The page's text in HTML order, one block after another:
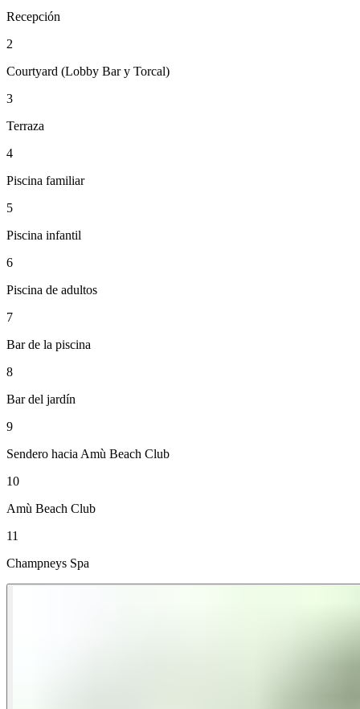
Recepción​​​​‌ ‍ ​‍​‍‌‍ ‌ ​‍‌‍‍‌‌‍‌ ‌‍‍‌‌‍ ‍​‍​‍​ ‍‍​‍​‍‌ ​ ‌‍​‌‌‍ ‍‌‍‍‌‌ ‌​‌ ‍‌​‍ ‍‌‍‍‌‌‍ ​‍​‍​‍ ​​‍​‍‌‍‍​‌ ​‍‌‍‌‌‌‍‌‍​‍​‍​ ‍‍​‍​‍‌‍‍​‌ ‌​‌ ‌​‌ ​​‌ ​ ​ ‍‍​‍ ​‍ ‌‍ ​​‍ ‌‌‍​‌‌‍ ‍‌‍‌​​‍ ‌‌ ​‍​‍ ‌‌‍‍​‌‍ ‌ ‌​‌‍‌‌‌‍ ​‌ ​ ​‍ ‌‌ ​ ‌ ‌​‌ ‌‌‌‍‌​‌‍‍‌‌‍ ​‍ ‍‌ ‌‍‌‍‌‌‌ ​‍‌‍​ ‌‍‌‌‌‍ ​​‍ ‍‌‍​‌‌ ​​‌ ​​​‍ ‌‍‍‌‌‍ ‍‌ ‌​‌‍‌‌‌‍ ‍‌ ‌​​‍ ‌‍‌‌‌‍‌​‌‍‍‌‌ ‌​​‍ ‌‍ ‌‌‍ ‌‍‌​‌‍‌‌​ ‌‌ ​​‌ ​‍‌‍‌‌‌ ​ ‌‍‌‌‌‍ ‍‌ ‌​‌‍​‌‌ ‌​‌‍‍‌‌‍ ‌‍ ‍​ ‍ ‌‍‍‌‌‍‌​​ ‌​ ‌‍‌‍‌​​ ​‌‌‍‌‌​ ​ ​ ‌ ‌‍‌​​ ​‌​‍ ‌​ ​‌‌‍‌​​ ​​‌‍‌‌​‍ ‌​ ‌​‌‍‌‍‌‍‌‍‌‍​‍​‍ ‌‌‍​‌​ ​ ​ ​‍​ ​‌​‍ ‌‌‍​‌​ ​‍​ ‌‍‌‍​ ​ ‌ ​ ​ ​ ‍‌​ ‌​​ ‌‌​ ‌‍‌‍​‍​ ​​​ ‍ ‌ ‌​‌ ‍‌‌ ​​‌‍‌‌​ ‌‌‍‍​‌‍ ‌ ‌​‌‍‌‌‌‍ ​‌‌​ ‌‍‍‌‌ ‌​‌‍‌‌‌‌​​‌‍​‌‌‍‌ ‌‍‌‌​ ‍ ‌ ​​‌‍​‌‌ ‌​‌‍‍​​ ‌‌ ​​‌‍​‌‌‍‌ ‌‍‌‌‌​​‍‌ ‌‌‌‍‍‌‌‍ ​‌‍‌​‌‍‌‌‌ ​‍​‍‌‌​ ‌‌‌​​‍‌‌ ‌‍‍ ‌‍‌‌‌ ‍‌​‍‌‌​ ​ ‌​‌​​‍‌‌​ ​ ‌​‌​​‍‌‌​ ​‍​ ​‍‌‍‌‌​ ‍​​ ‌‌​ ‌‌‌‍​ ​ ​‍‌‍​ ‌‍​‌​ ‌‍​ ​​​ ​ ​ ‌‌​‍‌‌​ ​‍​ ​‍​‍‌‌​ ‌‌‌​‌​​‍ ‍‌ ​​‌‍ ‌‍‍‌‌‍ ‍‌ ‌​‌ ​ ‌​ ‌‍‌‍‌​‍‌‌‍ ‍‌ ‌​‌‍‌‌‌ ​‍‌‍‌‌‌ ​ ‌ ‌​‌ ​ ​‍‌‌​ ‌‌‌​​‍‌‌ ‌‍‍ ‌‍‌‌‌ ‍‌​‍‌‌​ ​ ‌​‌​​‍‌‌​ ​ ‌​‌​​‍‌‌​ ​‍​ ​‍​ ‌​​ ​‍‌‍‌​‌‍​‍‌‍‌‍​ ‍​‌‍‌‍​ ​‍‌‍‌‍​ ‍​‌‍​‌​ ‍‌​‍‌‌​ ​‍​ ​‍​‍‌‌​ ‌‌‌​‌​​‍ ‍‌‍‌​‌‍‌‌‌ ‌​‌‍​‌‌‍‍‌‌‍ ​​ ‌‍​‍‌‍​‌‌ ​ ‌‍‌‌‌‌‌‌‌ ​‍‌‍ ​​ ‌‌‍‍​‌ ‌​‌ ‌​‌ ​​‌ ​ ​‍‌‌​ ​ ‌​​‌​‍‌‌​ ​‍‌​‌‍​‍‌‌​ ​‍‌​‌‍‌‍ ​​‍ ‌‌‍​‌‌‍ ‍‌‍‌​​‍ ‌‌ ​‍​‍ ‌‌‍‍​‌‍ ‌ ‌​‌‍‌‌‌‍ ​‌ ​ ​‍ ‌‌ ​ ‌ ‌​‌ ‌‌‌‍‌​‌‍‍‌‌‍ ​‍ ‍‌ ‌‍‌‍‌‌‌ ​‍‌‍​ ‌‍‌‌‌‍ ​​‍ ‍‌‍​‌‌ ​​‌ ​​​‍‌‍‌‍‍‌‌‍‌​​ ‌​ ‌‍‌‍‌​​ ​‌‌‍‌‌​ ​ ​ ‌ ‌‍‌​​ ​‌​‍ ‌​ ​‌‌‍‌​​ ​​‌‍‌‌​‍ ‌​ ‌​‌‍‌‍‌‍‌‍‌‍​‍​‍ ‌‌‍​‌​ ​ ​ ​‍​ ​‌​‍ ‌‌‍​‌​ ​‍​ ‌‍‌‍​ ​ ‌ ​ ​ ​ ‍‌​ ‌​​ ‌‌​ ‌‍‌‍​‍​ ​​​‍‌‍‌ ‌​‌ ‍‌‌ ​​‌‍‌‌​ ‌‌‍‍​‌‍ ‌ ‌​‌‍‌‌‌‍ ​‌‌​ ‌‍‍‌‌ ‌​‌‍‌‌‌‌​​‌‍​‌‌‍‌ ‌‍‌‌​‍‌‍‌ ​​‌‍​‌‌ ‌​‌‍‍​​ ‌‌ ​​‌‍​‌‌‍‌ ‌‍‌‌‌​​‍‌ ‌‌‌‍‍‌‌‍ ​‌‍‌​‌‍‌‌‌ ​‍​‍‌‌​ ‌‌‌​​‍‌‌ ‌‍‍ ‌‍‌‌‌ ‍‌​‍‌‌​ ​ ‌​‌​​‍‌‌​ ​ ‌​‌​​‍‌‌​ ​‍​ ​‍‌‍‌‌​ ‍​​ ‌‌​ ‌‌‌‍​ ​ ​‍‌‍​ ‌‍​‌​ ‌‍​ ​​​ ​ ​ ‌‌​‍‌‌​ ​‍​ ​‍​‍‌‌​ ‌‌‌​‌​​‍ ‍‌ ​​‌‍ ‌‍‍‌‌‍ ‍‌ ‌​‌ ​ ‌​ ‌‍‌‍‌​‍‌‌‍ ‍‌ ‌​‌‍‌‌‌ ​‍‌‍‌‌‌ ​ ‌ ‌​‌ ​ ​‍‌‌​ ‌‌‌​​‍‌‌ ‌‍‍ ‌‍‌‌‌ ‍‌​‍‌‌​ ​ ‌​‌​​‍‌‌​ ​ ‌​‌​​‍‌‌​ ​‍​ ​‍​ ‌​​ ​‍‌‍‌​‌‍​‍‌‍‌‍​ ‍​‌‍‌‍​ ​‍‌‍‌‍​ ‍​‌‍​‌​ ‍‌​‍‌‌​ ​‍​ ​‍​‍‌‌​ ‌‌‌​‌​​‍ ‍‌‍‌​‌‍‌‌‌ ‌​‌‍​‌‌‍‍‌‌‍ ​​‍‌‍‌ ​​‌‍‌‌‌ ​‍‌ ​ ‌ ​​‌‍‌‌‌‍​ ‌ ‌​‌‍‍‌‌ ‌‍‌‍‌‌​ ‌‌ ​​‌ ‌‌‌‍​‍‌‍ ​‌‍‍‌‌ ​ ‌‍‍​‌‍‌‌‌‍‌​​‍​‍‌ ‌
2
Courtyard (Lobby Bar y Torcal)​​​​‌ ‍ ​‍​‍‌‍ ‌ ​‍‌‍‍‌‌‍‌ ‌‍‍‌‌‍ ‍​‍​‍​ ‍‍​‍​‍‌ ​ ‌‍​‌‌‍ ‍‌‍‍‌‌ ‌​‌ ‍‌​‍ ‍‌‍‍‌‌‍ ​‍​‍​‍ ​​‍​‍‌‍‍​‌ ​‍‌‍‌‌‌‍‌‍​‍​‍​ ‍‍​‍​‍‌‍‍​‌ ‌​‌ ‌​‌ ​​‌ ​ ​ ‍‍​‍ ​‍ ‌‍ ​​‍ ‌‌‍​‌‌‍ ‍‌‍‌​​‍ ‌‌ ​‍​‍ ‌‌‍‍​‌‍ ‌ ‌​‌‍‌‌‌‍ ​‌ ​ ​‍ ‌‌ ​ ‌ ‌​‌ ‌‌‌‍‌​‌‍‍‌‌‍ ​‍ ‍‌ ‌‍‌‍‌‌‌ ​‍‌‍​ ‌‍‌‌‌‍ ​​‍ ‍‌‍​‌‌ ​​‌ ​​​‍ ‌‍‍‌‌‍ ‍‌ ‌​‌‍‌‌‌‍ ‍‌ ‌​​‍ ‌‍‌‌‌‍‌​‌‍‍‌‌ ‌​​‍ ‌‍ ‌‌‍ ‌‍‌​‌‍‌‌​ ‌‌ ​​‌ ​‍‌‍‌‌‌ ​ ‌‍‌‌‌‍ ‍‌ ‌​‌‍​‌‌ ‌​‌‍‍‌‌‍ ‌‍ ‍​ ‍ ‌‍‍‌‌‍‌​​ ‌​ ‌‍‌‍‌​​ ​‌‌‍‌‌​ ​ ​ ‌ ‌‍‌​​ ​‌​‍ ‌​ ​‌‌‍‌​​ ​​‌‍‌‌​‍ ‌​ ‌​‌‍‌‍‌‍‌‍‌‍​‍​‍ ‌‌‍​‌​ ​ ​ ​‍​ ​‌​‍ ‌‌‍​‌​ ​‍​ ‌‍‌‍​ ​ ‌ ​ ​ ​ ‍‌​ ‌​​ ‌‌​ ‌‍‌‍​‍​ ​​​ ‍ ‌ ‌​‌ ‍‌‌ ​​‌‍‌‌​ ‌‌‍‍​‌‍ ‌ ‌​‌‍‌‌‌‍ ​‌‌​ ‌‍‍‌‌ ‌​‌‍‌‌‌‌​​‌‍​‌‌‍‌ ‌‍‌‌​ ‍ ‌ ​​‌‍​‌‌ ‌​‌‍‍​​ ‌‌ ​​‌‍​‌‌‍‌ ‌‍‌‌‌​​‍‌ ‌‌‌‍‍‌‌‍ ​‌‍‌​‌‍‌‌‌ ​‍​‍‌‌​ ‌‌‌​​‍‌‌ ‌‍‍ ‌‍‌‌‌ ‍‌​‍‌‌​ ​ ‌​‌​​‍‌‌​ ​ ‌​‌​​‍‌‌​ ​‍​ ​‍‌‍‌‌​ ‍​​ ‌‌​ ‌‌‌‍​ ​ ​‍‌‍​ ‌‍​‌​ ‌‍​ ​​​ ​ ​ ‌‌​‍‌‌​ ​‍​ ​‍​‍‌‌​ ‌‌‌​‌​​‍ ‍‌ ​​‌‍ ‌‍‍‌‌‍ ‍‌ ‌​‌ ​ ‌​ ‌‍‌‍‌​‍‌‌‍ ‍‌ ‌​‌‍‌‌‌ ​‍‌‍‌‌‌ ​ ‌ ‌​‌ ​ ​‍‌‌​ ‌‌‌​​‍‌‌ ‌‍‍ ‌‍‌‌‌ ‍‌​‍‌‌​ ​ ‌​‌​​‍‌‌​ ​ ‌​‌​​‍‌‌​ ​‍​ ​‍​ ​​​ ‍​​ ‍‌​ ‌​​ ​‍​ ‌‍‌‍​‍‌‍​‌‌‍‌​‌‍‌‍​ ​ ‌‍‌‌​‍‌‌​ ​‍​ ​‍​‍‌‌​ ‌‌‌​‌​​‍ ‍‌‍‌​‌‍‌‌‌ ‌​‌‍​‌‌‍‍‌‌‍ ​​ ‌‍​‍‌‍​‌‌ ​ ‌‍‌‌‌‌‌‌‌ ​‍‌‍ ​​ ‌‌‍‍​‌ ‌​‌ ‌​‌ ​​‌ ​ ​‍‌‌​ ​ ‌​​‌​‍‌‌​ ​‍‌​‌‍​‍‌‌​ ​‍‌​‌‍‌‍ ​​‍ ‌‌‍​‌‌‍ ‍‌‍‌​​‍ ‌‌ ​‍​‍ ‌‌‍‍​‌‍ ‌ ‌​‌‍‌‌‌‍ ​‌ ​ ​‍ ‌‌ ​ ‌ ‌​‌ ‌‌‌‍‌​‌‍‍‌‌‍ ​‍ ‍‌ ‌‍‌‍‌‌‌ ​‍‌‍​ ‌‍‌‌‌‍ ​​‍ ‍‌‍​‌‌ ​​‌ ​​​‍‌‍‌‍‍‌‌‍‌​​ ‌​ ‌‍‌‍‌​​ ​‌‌‍‌‌​ ​ ​ ‌ ‌‍‌​​ ​‌​‍ ‌​ ​‌‌‍‌​​ ​​‌‍‌‌​‍ ‌​ ‌​‌‍‌‍‌‍‌‍‌‍​‍​‍ ‌‌‍​‌​ ​ ​ ​‍​ ​‌​‍ ‌‌‍​‌​ ​‍​ ‌‍‌‍​ ​ ‌ ​ ​ ​ ‍‌​ ‌​​ ‌‌​ ‌‍‌‍​‍​ ​​​‍‌‍‌ ‌​‌ ‍‌‌ ​​‌‍‌‌​ ‌‌‍‍​‌‍ ‌ ‌​‌‍‌‌‌‍ ​‌‌​ ‌‍‍‌‌ ‌​‌‍‌‌‌‌​​‌‍​‌‌‍‌ ‌‍‌‌​‍‌‍‌ ​​‌‍​‌‌ ‌​‌‍‍​​ ‌‌ ​​‌‍​‌‌‍‌ ‌‍‌‌‌​​‍‌ ‌‌‌‍‍‌‌‍ ​‌‍‌​‌‍‌‌‌ ​‍​‍‌‌​ ‌‌‌​​‍‌‌ ‌‍‍ ‌‍‌‌‌ ‍‌​‍‌‌​ ​ ‌​‌​​‍‌‌​ ​ ‌​‌​​‍‌‌​ ​‍​ ​‍‌‍‌‌​ ‍​​ ‌‌​ ‌‌‌‍​ ​ ​‍‌‍​ ‌‍​‌​ ‌‍​ ​​​ ​ ​ ‌‌​‍‌‌​ ​‍​ ​‍​‍‌‌​ ‌‌‌​‌​​‍ ‍‌ ​​‌‍ ‌‍‍‌‌‍ ‍‌ ‌​‌ ​ ‌​ ‌‍‌‍‌​‍‌‌‍ ‍‌ ‌​‌‍‌‌‌ ​‍‌‍‌‌‌ ​ ‌ ‌​‌ ​ ​‍‌‌​ ‌‌‌​​‍‌‌ ‌‍‍ ‌‍‌‌‌ ‍‌​‍‌‌​ ​ ‌​‌​​‍‌‌​ ​ ‌​‌​​‍‌‌​ ​‍​ ​‍​ ​​​ ‍​​ ‍‌​ ‌​​ ​‍​ ‌‍‌‍​‍‌‍​‌‌‍‌​‌‍‌‍​ ​ ‌‍‌‌​‍‌‌​ ​‍​ ​‍​‍‌‌​ ‌‌‌​‌​​‍ ‍‌‍‌​‌‍‌‌‌ ‌​‌‍​‌‌‍‍‌‌‍ ​​‍‌‍‌ ​​‌‍‌‌‌ ​‍‌ ​ ‌ ​​‌‍‌‌‌‍​ ‌ ‌​‌‍‍‌‌ ‌‍‌‍‌‌​ ‌‌ ​​‌ ‌‌‌‍​‍‌‍ ​‌‍‍‌‌ ​ ‌‍‍​‌‍‌‌‌‍‌​​‍​‍‌ ‌
3
Terraza ​​​​‌ ‍ ​‍​‍‌‍ ‌ ​‍‌‍‍‌‌‍‌ ‌‍‍‌‌‍ ‍​‍​‍​ ‍‍​‍​‍‌ ​ ‌‍​‌‌‍ ‍‌‍‍‌‌ ‌​‌ ‍‌​‍ ‍‌‍‍‌‌‍ ​‍​‍​‍ ​​‍​‍‌‍‍​‌ ​‍‌‍‌‌‌‍‌‍​‍​‍​ ‍‍​‍​‍‌‍‍​‌ ‌​‌ ‌​‌ ​​‌ ​ ​ ‍‍​‍ ​‍ ‌‍ ​​‍ ‌‌‍​‌‌‍ ‍‌‍‌​​‍ ‌‌ ​‍​‍ ‌‌‍‍​‌‍ ‌ ‌​‌‍‌‌‌‍ ​‌ ​ ​‍ ‌‌ ​ ‌ ‌​‌ ‌‌‌‍‌​‌‍‍‌‌‍ ​‍ ‍‌ ‌‍‌‍‌‌‌ ​‍‌‍​ ‌‍‌‌‌‍ ​​‍ ‍‌‍​‌‌ ​​‌ ​​​‍ ‌‍‍‌‌‍ ‍‌ ‌​‌‍‌‌‌‍ ‍‌ ‌​​‍ ‌‍‌‌‌‍‌​‌‍‍‌‌ ‌​​‍ ‌‍ ‌‌‍ ‌‍‌​‌‍‌‌​ ‌‌ ​​‌ ​‍‌‍‌‌‌ ​ ‌‍‌‌‌‍ ‍‌ ‌​‌‍​‌‌ ‌​‌‍‍‌‌‍ ‌‍ ‍​ ‍ ‌‍‍‌‌‍‌​​ ‌​ ‌‍‌‍‌​​ ​‌‌‍‌‌​ ​ ​ ‌ ‌‍‌​​ ​‌​‍ ‌​ ​‌‌‍‌​​ ​​‌‍‌‌​‍ ‌​ ‌​‌‍‌‍‌‍‌‍‌‍​‍​‍ ‌‌‍​‌​ ​ ​ ​‍​ ​‌​‍ ‌‌‍​‌​ ​‍​ ‌‍‌‍​ ​ ‌ ​ ​ ​ ‍‌​ ‌​​ ‌‌​ ‌‍‌‍​‍​ ​​​ ‍ ‌ ‌​‌ ‍‌‌ ​​‌‍‌‌​ ‌‌‍‍​‌‍ ‌ ‌​‌‍‌‌‌‍ ​‌‌​ ‌‍‍‌‌ ‌​‌‍‌‌‌‌​​‌‍​‌‌‍‌ ‌‍‌‌​ ‍ ‌ ​​‌‍​‌‌ ‌​‌‍‍​​ ‌‌ ​​‌‍​‌‌‍‌ ‌‍‌‌‌​​‍‌ ‌‌‌‍‍‌‌‍ ​‌‍‌​‌‍‌‌‌ ​‍​‍‌‌​ ‌‌‌​​‍‌‌ ‌‍‍ ‌‍‌‌‌ ‍‌​‍‌‌​ ​ ‌​‌​​‍‌‌​ ​ ‌​‌​​‍‌‌​ ​‍​ ​‍‌‍‌‌​ ‍​​ ‌‌​ ‌‌‌‍​ ​ ​‍‌‍​ ‌‍​‌​ ‌‍​ ​​​ ​ ​ ‌‌​‍‌‌​ ​‍​ ​‍​‍‌‌​ ‌‌‌​‌​​‍ ‍‌ ​​‌‍ ‌‍‍‌‌‍ ‍‌ ‌​‌ ​ ‌​ ‌‍‌‍‌​‍‌‌‍ ‍‌ ‌​‌‍‌‌‌ ​‍‌‍‌‌‌ ​ ‌ ‌​‌ ​ ​‍‌‌​ ‌‌‌​​‍‌‌ ‌‍‍ ‌‍‌‌‌ ‍‌​‍‌‌​ ​ ‌​‌​​‍‌‌​ ​ ‌​‌​​‍‌‌​ ​‍​ ​‍​ ‌ ​ ​‌​ ‍‌​ ​‌​ ​‍​ ‌​‌‍​‍​ ‌‍​ ​​​ ‌‍‌‍​‌‌‍​‌​‍‌‌​ ​‍​ ​‍​‍‌‌​ ‌‌‌​‌​​‍ ‍‌‍‌​‌‍‌‌‌ ‌​‌‍​‌‌‍‍‌‌‍ ​​ ‌‍​‍‌‍​‌‌ ​ ‌‍‌‌‌‌‌‌‌ ​‍‌‍ ​​ ‌‌‍‍​‌ ‌​‌ ‌​‌ ​​‌ ​ ​‍‌‌​ ​ ‌​​‌​‍‌‌​ ​‍‌​‌‍​‍‌‌​ ​‍‌​‌‍‌‍ ​​‍ ‌‌‍​‌‌‍ ‍‌‍‌​​‍ ‌‌ ​‍​‍ ‌‌‍‍​‌‍ ‌ ‌​‌‍‌‌‌‍ ​‌ ​ ​‍ ‌‌ ​ ‌ ‌​‌ ‌‌‌‍‌​‌‍‍‌‌‍ ​‍ ‍‌ ‌‍‌‍‌‌‌ ​‍‌‍​ ‌‍‌‌‌‍ ​​‍ ‍‌‍​‌‌ ​​‌ ​​​‍‌‍‌‍‍‌‌‍‌​​ ‌​ ‌‍‌‍‌​​ ​‌‌‍‌‌​ ​ ​ ‌ ‌‍‌​​ ​‌​‍ ‌​ ​‌‌‍‌​​ ​​‌‍‌‌​‍ ‌​ ‌​‌‍‌‍‌‍‌‍‌‍​‍​‍ ‌‌‍​‌​ ​ ​ ​‍​ ​‌​‍ ‌‌‍​‌​ ​‍​ ‌‍‌‍​ ​ ‌ ​ ​ ​ ‍‌​ ‌​​ ‌‌​ ‌‍‌‍​‍​ ​​​‍‌‍‌ ‌​‌ ‍‌‌ ​​‌‍‌‌​ ‌‌‍‍​‌‍ ‌ ‌​‌‍‌‌‌‍ ​‌‌​ ‌‍‍‌‌ ‌​‌‍‌‌‌‌​​‌‍​‌‌‍‌ ‌‍‌‌​‍‌‍‌ ​​‌‍​‌‌ ‌​‌‍‍​​ ‌‌ ​​‌‍​‌‌‍‌ ‌‍‌‌‌​​‍‌ ‌‌‌‍‍‌‌‍ ​‌‍‌​‌‍‌‌‌ ​‍​‍‌‌​ ‌‌‌​​‍‌‌ ‌‍‍ ‌‍‌‌‌ ‍‌​‍‌‌​ ​ ‌​‌​​‍‌‌​ ​ ‌​‌​​‍‌‌​ ​‍​ ​‍‌‍‌‌​ ‍​​ ‌‌​ ‌‌‌‍​ ​ ​‍‌‍​ ‌‍​‌​ ‌‍​ ​​​ ​ ​ ‌‌​‍‌‌​ ​‍​ ​‍​‍‌‌​ ‌‌‌​‌​​‍ ‍‌ ​​‌‍ ‌‍‍‌‌‍ ‍‌ ‌​‌ ​ ‌​ ‌‍‌‍‌​‍‌‌‍ ‍‌ ‌​‌‍‌‌‌ ​‍‌‍‌‌‌ ​ ‌ ‌​‌ ​ ​‍‌‌​ ‌‌‌​​‍‌‌ ‌‍‍ ‌‍‌‌‌ ‍‌​‍‌‌​ ​ ‌​‌​​‍‌‌​ ​ ‌​‌​​‍‌‌​ ​‍​ ​‍​ ‌ ​ ​‌​ ‍‌​ ​‌​ ​‍​ ‌​‌‍​‍​ ‌‍​ ​​​ ‌‍‌‍​‌‌‍​‌​‍‌‌​ ​‍​ ​‍​‍‌‌​ ‌‌‌​‌​​‍ ‍‌‍‌​‌‍‌‌‌ ‌​‌‍​‌‌‍‍‌‌‍ ​​‍‌‍‌ ​​‌‍‌‌‌ ​‍‌ ​ ‌ ​​‌‍‌‌‌‍​ ‌ ‌​‌‍‍‌‌ ‌‍‌‍‌‌​ ‌‌ ​​‌ ‌‌‌‍​‍‌‍ ​‌‍‍‌‌ ​ ‌‍‍​‌‍‌‌‌‍‌​​‍​‍‌ ‌
4
Piscina familiar​​​​‌ ‍ ​‍​‍‌‍ ‌ ​‍‌‍‍‌‌‍‌ ‌‍‍‌‌‍ ‍​‍​‍​ ‍‍​‍​‍‌ ​ ‌‍​‌‌‍ ‍‌‍‍‌‌ ‌​‌ ‍‌​‍ ‍‌‍‍‌‌‍ ​‍​‍​‍ ​​‍​‍‌‍‍​‌ ​‍‌‍‌‌‌‍‌‍​‍​‍​ ‍‍​‍​‍‌‍‍​‌ ‌​‌ ‌​‌ ​​‌ ​ ​ ‍‍​‍ ​‍ ‌‍ ​​‍ ‌‌‍​‌‌‍ ‍‌‍‌​​‍ ‌‌ ​‍​‍ ‌‌‍‍​‌‍ ‌ ‌​‌‍‌‌‌‍ ​‌ ​ ​‍ ‌‌ ​ ‌ ‌​‌ ‌‌‌‍‌​‌‍‍‌‌‍ ​‍ ‍‌ ‌‍‌‍‌‌‌ ​‍‌‍​ ‌‍‌‌‌‍ ​​‍ ‍‌‍​‌‌ ​​‌ ​​​‍ ‌‍‍‌‌‍ ‍‌ ‌​‌‍‌‌‌‍ ‍‌ ‌​​‍ ‌‍‌‌‌‍‌​‌‍‍‌‌ ‌​​‍ ‌‍ ‌‌‍ ‌‍‌​‌‍‌‌​ ‌‌ ​​‌ ​‍‌‍‌‌‌ ​ ‌‍‌‌‌‍ ‍‌ ‌​‌‍​‌‌ ‌​‌‍‍‌‌‍ ‌‍ ‍​ ‍ ‌‍‍‌‌‍‌​​ ‌​ ‌‍‌‍‌​​ ​‌‌‍‌‌​ ​ ​ ‌ ‌‍‌​​ ​‌​‍ ‌​ ​‌‌‍‌​​ ​​‌‍‌‌​‍ ‌​ ‌​‌‍‌‍‌‍‌‍‌‍​‍​‍ ‌‌‍​‌​ ​ ​ ​‍​ ​‌​‍ ‌‌‍​‌​ ​‍​ ‌‍‌‍​ ​ ‌ ​ ​ ​ ‍‌​ ‌​​ ‌‌​ ‌‍‌‍​‍​ ​​​ ‍ ‌ ‌​‌ ‍‌‌ ​​‌‍‌‌​ ‌‌‍‍​‌‍ ‌ ‌​‌‍‌‌‌‍ ​‌‌​ ‌‍‍‌‌ ‌​‌‍‌‌‌‌​​‌‍​‌‌‍‌ ‌‍‌‌​ ‍ ‌ ​​‌‍​‌‌ ‌​‌‍‍​​ ‌‌ ​​‌‍​‌‌‍‌ ‌‍‌‌‌​​‍‌ ‌‌‌‍‍‌‌‍ ​‌‍‌​‌‍‌‌‌ ​‍​‍‌‌​ ‌‌‌​​‍‌‌ ‌‍‍ ‌‍‌‌‌ ‍‌​‍‌‌​ ​ ‌​‌​​‍‌‌​ ​ ‌​‌​​‍‌‌​ ​‍​ ​‍‌‍‌‌​ ‍​​ ‌‌​ ‌‌‌‍​ ​ ​‍‌‍​ ‌‍​‌​ ‌‍​ ​​​ ​ ​ ‌‌​‍‌‌​ ​‍​ ​‍​‍‌‌​ ‌‌‌​‌​​‍ ‍‌ ​​‌‍ ‌‍‍‌‌‍ ‍‌ ‌​‌ ​ ‌​ ‌‍‌‍‌​‍‌‌‍ ‍‌ ‌​‌‍‌‌‌ ​‍‌‍‌‌‌ ​ ‌ ‌​‌ ​ ​‍‌‌​ ‌‌‌​​‍‌‌ ‌‍‍ ‌‍‌‌‌ ‍‌​‍‌‌​ ​ ‌​‌​​‍‌‌​ ​ ‌​‌​​‍‌‌​ ​‍​ ​‍​ ‌​‌‍​‌‌‍​ ‌‍​‌​ ​‍‌‍​ ‌‍‌‍‌‍​‍‌‍​ ‌‍‌​‌‍‌​‌‍​ ​‍‌‌​ ​‍​ ​‍​‍‌‌​ ‌‌‌​‌​​‍ ‍‌‍‌​‌‍‌‌‌ ‌​‌‍​‌‌‍‍‌‌‍ ​​ ‌‍​‍‌‍​‌‌ ​ ‌‍‌‌‌‌‌‌‌ ​‍‌‍ ​​ ‌‌‍‍​‌ ‌​‌ ‌​‌ ​​‌ ​ ​‍‌‌​ ​ ‌​​‌​‍‌‌​ ​‍‌​‌‍​‍‌‌​ ​‍‌​‌‍‌‍ ​​‍ ‌‌‍​‌‌‍ ‍‌‍‌​​‍ ‌‌ ​‍​‍ ‌‌‍‍​‌‍ ‌ ‌​‌‍‌‌‌‍ ​‌ ​ ​‍ ‌‌ ​ ‌ ‌​‌ ‌‌‌‍‌​‌‍‍‌‌‍ ​‍ ‍‌ ‌‍‌‍‌‌‌ ​‍‌‍​ ‌‍‌‌‌‍ ​​‍ ‍‌‍​‌‌ ​​‌ ​​​‍‌‍‌‍‍‌‌‍‌​​ ‌​ ‌‍‌‍‌​​ ​‌‌‍‌‌​ ​ ​ ‌ ‌‍‌​​ ​‌​‍ ‌​ ​‌‌‍‌​​ ​​‌‍‌‌​‍ ‌​ ‌​‌‍‌‍‌‍‌‍‌‍​‍​‍ ‌‌‍​‌​ ​ ​ ​‍​ ​‌​‍ ‌‌‍​‌​ ​‍​ ‌‍‌‍​ ​ ‌ ​ ​ ​ ‍‌​ ‌​​ ‌‌​ ‌‍‌‍​‍​ ​​​‍‌‍‌ ‌​‌ ‍‌‌ ​​‌‍‌‌​ ‌‌‍‍​‌‍ ‌ ‌​‌‍‌‌‌‍ ​‌‌​ ‌‍‍‌‌ ‌​‌‍‌‌‌‌​​‌‍​‌‌‍‌ ‌‍‌‌​‍‌‍‌ ​​‌‍​‌‌ ‌​‌‍‍​​ ‌‌ ​​‌‍​‌‌‍‌ ‌‍‌‌‌​​‍‌ ‌‌‌‍‍‌‌‍ ​‌‍‌​‌‍‌‌‌ ​‍​‍‌‌​ ‌‌‌​​‍‌‌ ‌‍‍ ‌‍‌‌‌ ‍‌​‍‌‌​ ​ ‌​‌​​‍‌‌​ ​ ‌​‌​​‍‌‌​ ​‍​ ​‍‌‍‌‌​ ‍​​ ‌‌​ ‌‌‌‍​ ​ ​‍‌‍​ ‌‍​‌​ ‌‍​ ​​​ ​ ​ ‌‌​‍‌‌​ ​‍​ ​‍​‍‌‌​ ‌‌‌​‌​​‍ ‍‌ ​​‌‍ ‌‍‍‌‌‍ ‍‌ ‌​‌ ​ ‌​ ‌‍‌‍‌​‍‌‌‍ ‍‌ ‌​‌‍‌‌‌ ​‍‌‍‌‌‌ ​ ‌ ‌​‌ ​ ​‍‌‌​ ‌‌‌​​‍‌‌ ‌‍‍ ‌‍‌‌‌ ‍‌​‍‌‌​ ​ ‌​‌​​‍‌‌​ ​ ‌​‌​​‍‌‌​ ​‍​ ​‍​ ‌​‌‍​‌‌‍​ ‌‍​‌​ ​‍‌‍​ ‌‍‌‍‌‍​‍‌‍​ ‌‍‌​‌‍‌​‌‍​ ​‍‌‌​ ​‍​ ​‍​‍‌‌​ ‌‌‌​‌​​‍ ‍‌‍‌​‌‍‌‌‌ ‌​‌‍​‌‌‍‍‌‌‍ ​​‍‌‍‌ ​​‌‍‌‌‌ ​‍‌ ​ ‌ ​​‌‍‌‌‌‍​ ‌ ‌​‌‍‍‌‌ ‌‍‌‍‌‌​ ‌‌ ​​‌ ‌‌‌‍​‍‌‍ ​‌‍‍‌‌ ​ ‌‍‍​‌‍‌‌‌‍‌​​‍​‍‌ ‌
5
Piscina infantil​​​​‌ ‍ ​‍​‍‌‍ ‌ ​‍‌‍‍‌‌‍‌ ‌‍‍‌‌‍ ‍​‍​‍​ ‍‍​‍​‍‌ ​ ‌‍​‌‌‍ ‍‌‍‍‌‌ ‌​‌ ‍‌​‍ ‍‌‍‍‌‌‍ ​‍​‍​‍ ​​‍​‍‌‍‍​‌ ​‍‌‍‌‌‌‍‌‍​‍​‍​ ‍‍​‍​‍‌‍‍​‌ ‌​‌ ‌​‌ ​​‌ ​ ​ ‍‍​‍ ​‍ ‌‍ ​​‍ ‌‌‍​‌‌‍ ‍‌‍‌​​‍ ‌‌ ​‍​‍ ‌‌‍‍​‌‍ ‌ ‌​‌‍‌‌‌‍ ​‌ ​ ​‍ ‌‌ ​ ‌ ‌​‌ ‌‌‌‍‌​‌‍‍‌‌‍ ​‍ ‍‌ ‌‍‌‍‌‌‌ ​‍‌‍​ ‌‍‌‌‌‍ ​​‍ ‍‌‍​‌‌ ​​‌ ​​​‍ ‌‍‍‌‌‍ ‍‌ ‌​‌‍‌‌‌‍ ‍‌ ‌​​‍ ‌‍‌‌‌‍‌​‌‍‍‌‌ ‌​​‍ ‌‍ ‌‌‍ ‌‍‌​‌‍‌‌​ ‌‌ ​​‌ ​‍‌‍‌‌‌ ​ ‌‍‌‌‌‍ ‍‌ ‌​‌‍​‌‌ ‌​‌‍‍‌‌‍ ‌‍ ‍​ ‍ ‌‍‍‌‌‍‌​​ ‌​ ‌‍‌‍‌​​ ​‌‌‍‌‌​ ​ ​ ‌ ‌‍‌​​ ​‌​‍ ‌​ ​‌‌‍‌​​ ​​‌‍‌‌​‍ ‌​ ‌​‌‍‌‍‌‍‌‍‌‍​‍​‍ ‌‌‍​‌​ ​ ​ ​‍​ ​‌​‍ ‌‌‍​‌​ ​‍​ ‌‍‌‍​ ​ ‌ ​ ​ ​ ‍‌​ ‌​​ ‌‌​ ‌‍‌‍​‍​ ​​​ ‍ ‌ ‌​‌ ‍‌‌ ​​‌‍‌‌​ ‌‌‍‍​‌‍ ‌ ‌​‌‍‌‌‌‍ ​‌‌​ ‌‍‍‌‌ ‌​‌‍‌‌‌‌​​‌‍​‌‌‍‌ ‌‍‌‌​ ‍ ‌ ​​‌‍​‌‌ ‌​‌‍‍​​ ‌‌ ​​‌‍​‌‌‍‌ ‌‍‌‌‌​​‍‌ ‌‌‌‍‍‌‌‍ ​‌‍‌​‌‍‌‌‌ ​‍​‍‌‌​ ‌‌‌​​‍‌‌ ‌‍‍ ‌‍‌‌‌ ‍‌​‍‌‌​ ​ ‌​‌​​‍‌‌​ ​ ‌​‌​​‍‌‌​ ​‍​ ​‍‌‍‌‌​ ‍​​ ‌‌​ ‌‌‌‍​ ​ ​‍‌‍​ ‌‍​‌​ ‌‍​ ​​​ ​ ​ ‌‌​‍‌‌​ ​‍​ ​‍​‍‌‌​ ‌‌‌​‌​​‍ ‍‌ ​​‌‍ ‌‍‍‌‌‍ ‍‌ ‌​‌ ​ ‌​ ‌‍‌‍‌​‍‌‌‍ ‍‌ ‌​‌‍‌‌‌ ​‍‌‍‌‌‌ ​ ‌ ‌​‌ ​ ​‍‌‌​ ‌‌‌​​‍‌‌ ‌‍‍ ‌‍‌‌‌ ‍‌​‍‌‌​ ​ ‌​‌​​‍‌‌​ ​ ‌​‌​​‍‌‌​ ​‍​ ​‍‌‍‌‌​ ‌​​ ​ ‌‍‌​​ ​‍​ ‌ ​ ​ ​ ‍‌​ ‌‌​ ‍​‌‍​‍‌‍‌‍​‍‌‌​ ​‍​ ​‍​‍‌‌​ ‌‌‌​‌​​‍ ‍‌‍‌​‌‍‌‌‌ ‌​‌‍​‌‌‍‍‌‌‍ ​​ ‌‍​‍‌‍​‌‌ ​ ‌‍‌‌‌‌‌‌‌ ​‍‌‍ ​​ ‌‌‍‍​‌ ‌​‌ ‌​‌ ​​‌ ​ ​‍‌‌​ ​ ‌​​‌​‍‌‌​ ​‍‌​‌‍​‍‌‌​ ​‍‌​‌‍‌‍ ​​‍ ‌‌‍​‌‌‍ ‍‌‍‌​​‍ ‌‌ ​‍​‍ ‌‌‍‍​‌‍ ‌ ‌​‌‍‌‌‌‍ ​‌ ​ ​‍ ‌‌ ​ ‌ ‌​‌ ‌‌‌‍‌​‌‍‍‌‌‍ ​‍ ‍‌ ‌‍‌‍‌‌‌ ​‍‌‍​ ‌‍‌‌‌‍ ​​‍ ‍‌‍​‌‌ ​​‌ ​​​‍‌‍‌‍‍‌‌‍‌​​ ‌​ ‌‍‌‍‌​​ ​‌‌‍‌‌​ ​ ​ ‌ ‌‍‌​​ ​‌​‍ ‌​ ​‌‌‍‌​​ ​​‌‍‌‌​‍ ‌​ ‌​‌‍‌‍‌‍‌‍‌‍​‍​‍ ‌‌‍​‌​ ​ ​ ​‍​ ​‌​‍ ‌‌‍​‌​ ​‍​ ‌‍‌‍​ ​ ‌ ​ ​ ​ ‍‌​ ‌​​ ‌‌​ ‌‍‌‍​‍​ ​​​‍‌‍‌ ‌​‌ ‍‌‌ ​​‌‍‌‌​ ‌‌‍‍​‌‍ ‌ ‌​‌‍‌‌‌‍ ​‌‌​ ‌‍‍‌‌ ‌​‌‍‌‌‌‌​​‌‍​‌‌‍‌ ‌‍‌‌​‍‌‍‌ ​​‌‍​‌‌ ‌​‌‍‍​​ ‌‌ ​​‌‍​‌‌‍‌ ‌‍‌‌‌​​‍‌ ‌‌‌‍‍‌‌‍ ​‌‍‌​‌‍‌‌‌ ​‍​‍‌‌​ ‌‌‌​​‍‌‌ ‌‍‍ ‌‍‌‌‌ ‍‌​‍‌‌​ ​ ‌​‌​​‍‌‌​ ​ ‌​‌​​‍‌‌​ ​‍​ ​‍‌‍‌‌​ ‍​​ ‌‌​ ‌‌‌‍​ ​ ​‍‌‍​ ‌‍​‌​ ‌‍​ ​​​ ​ ​ ‌‌​‍‌‌​ ​‍​ ​‍​‍‌‌​ ‌‌‌​‌​​‍ ‍‌ ​​‌‍ ‌‍‍‌‌‍ ‍‌ ‌​‌ ​ ‌​ ‌‍‌‍‌​‍‌‌‍ ‍‌ ‌​‌‍‌‌‌ ​‍‌‍‌‌‌ ​ ‌ ‌​‌ ​ ​‍‌‌​ ‌‌‌​​‍‌‌ ‌‍‍ ‌‍‌‌‌ ‍‌​‍‌‌​ ​ ‌​‌​​‍‌‌​ ​ ‌​‌​​‍‌‌​ ​‍​ ​‍‌‍‌‌​ ‌​​ ​ ‌‍‌​​ ​‍​ ‌ ​ ​ ​ ‍‌​ ‌‌​ ‍​‌‍​‍‌‍‌‍​‍‌‌​ ​‍​ ​‍​‍‌‌​ ‌‌‌​‌​​‍ ‍‌‍‌​‌‍‌‌‌ ‌​‌‍​‌‌‍‍‌‌‍ ​​‍‌‍‌ ​​‌‍‌‌‌ ​‍‌ ​ ‌ ​​‌‍‌‌‌‍​ ‌ ‌​‌‍‍‌‌ ‌‍‌‍‌‌​ ‌‌ ​​‌ ‌‌‌‍​‍‌‍ ​‌‍‍‌‌ ​ ‌‍‍​‌‍‌‌‌‍‌​​‍​‍‌ ‌
6
Piscina de adultos​​​​‌ ‍ ​‍​‍‌‍ ‌ ​‍‌‍‍‌‌‍‌ ‌‍‍‌‌‍ ‍​‍​‍​ ‍‍​‍​‍‌ ​ ‌‍​‌‌‍ ‍‌‍‍‌‌ ‌​‌ ‍‌​‍ ‍‌‍‍‌‌‍ ​‍​‍​‍ ​​‍​‍‌‍‍​‌ ​‍‌‍‌‌‌‍‌‍​‍​‍​ ‍‍​‍​‍‌‍‍​‌ ‌​‌ ‌​‌ ​​‌ ​ ​ ‍‍​‍ ​‍ ‌‍ ​​‍ ‌‌‍​‌‌‍ ‍‌‍‌​​‍ ‌‌ ​‍​‍ ‌‌‍‍​‌‍ ‌ ‌​‌‍‌‌‌‍ ​‌ ​ ​‍ ‌‌ ​ ‌ ‌​‌ ‌‌‌‍‌​‌‍‍‌‌‍ ​‍ ‍‌ ‌‍‌‍‌‌‌ ​‍‌‍​ ‌‍‌‌‌‍ ​​‍ ‍‌‍​‌‌ ​​‌ ​​​‍ ‌‍‍‌‌‍ ‍‌ ‌​‌‍‌‌‌‍ ‍‌ ‌​​‍ ‌‍‌‌‌‍‌​‌‍‍‌‌ ‌​​‍ ‌‍ ‌‌‍ ‌‍‌​‌‍‌‌​ ‌‌ ​​‌ ​‍‌‍‌‌‌ ​ ‌‍‌‌‌‍ ‍‌ ‌​‌‍​‌‌ ‌​‌‍‍‌‌‍ ‌‍ ‍​ ‍ ‌‍‍‌‌‍‌​​ ‌​ ‌‍‌‍‌​​ ​‌‌‍‌‌​ ​ ​ ‌ ‌‍‌​​ ​‌​‍ ‌​ ​‌‌‍‌​​ ​​‌‍‌‌​‍ ‌​ ‌​‌‍‌‍‌‍‌‍‌‍​‍​‍ ‌‌‍​‌​ ​ ​ ​‍​ ​‌​‍ ‌‌‍​‌​ ​‍​ ‌‍‌‍​ ​ ‌ ​ ​ ​ ‍‌​ ‌​​ ‌‌​ ‌‍‌‍​‍​ ​​​ ‍ ‌ ‌​‌ ‍‌‌ ​​‌‍‌‌​ ‌‌‍‍​‌‍ ‌ ‌​‌‍‌‌‌‍ ​‌‌​ ‌‍‍‌‌ ‌​‌‍‌‌‌‌​​‌‍​‌‌‍‌ ‌‍‌‌​ ‍ ‌ ​​‌‍​‌‌ ‌​‌‍‍​​ ‌‌ ​​‌‍​‌‌‍‌ ‌‍‌‌‌​​‍‌ ‌‌‌‍‍‌‌‍ ​‌‍‌​‌‍‌‌‌ ​‍​‍‌‌​ ‌‌‌​​‍‌‌ ‌‍‍ ‌‍‌‌‌ ‍‌​‍‌‌​ ​ ‌​‌​​‍‌‌​ ​ ‌​‌​​‍‌‌​ ​‍​ ​‍‌‍‌‌​ ‍​​ ‌‌​ ‌‌‌‍​ ​ ​‍‌‍​ ‌‍​‌​ ‌‍​ ​​​ ​ ​ ‌‌​‍‌‌​ ​‍​ ​‍​‍‌‌​ ‌‌‌​‌​​‍ ‍‌ ​​‌‍ ‌‍‍‌‌‍ ‍‌ ‌​‌ ​ ‌​ ‌‍‌‍‌​‍‌‌‍ ‍‌ ‌​‌‍‌‌‌ ​‍‌‍‌‌‌ ​ ‌ ‌​‌ ​ ​‍‌‌​ ‌‌‌​​‍‌‌ ‌‍‍ ‌‍‌‌‌ ‍‌​‍‌‌​ ​ ‌​‌​​‍‌‌​ ​ ‌​‌​​‍‌‌​ ​‍​ ​‍​ ‌‌‌‍‌​​ ​‍​ ‌ ‌‍​ ‌‍‌‍​ ​ ​ ​ ​ ​ ‌‍‌‍​ ​‌​ ‌​​‍‌‌​ ​‍​ ​‍​‍‌‌​ ‌‌‌​‌​​‍ ‍‌‍‌​‌‍‌‌‌ ‌​‌‍​‌‌‍‍‌‌‍ ​​ ‌‍​‍‌‍​‌‌ ​ ‌‍‌‌‌‌‌‌‌ ​‍‌‍ ​​ ‌‌‍‍​‌ ‌​‌ ‌​‌ ​​‌ ​ ​‍‌‌​ ​ ‌​​‌​‍‌‌​ ​‍‌​‌‍​‍‌‌​ ​‍‌​‌‍‌‍ ​​‍ ‌‌‍​‌‌‍ ‍‌‍‌​​‍ ‌‌ ​‍​‍ ‌‌‍‍​‌‍ ‌ ‌​‌‍‌‌‌‍ ​‌ ​ ​‍ ‌‌ ​ ‌ ‌​‌ ‌‌‌‍‌​‌‍‍‌‌‍ ​‍ ‍‌ ‌‍‌‍‌‌‌ ​‍‌‍​ ‌‍‌‌‌‍ ​​‍ ‍‌‍​‌‌ ​​‌ ​​​‍‌‍‌‍‍‌‌‍‌​​ ‌​ ‌‍‌‍‌​​ ​‌‌‍‌‌​ ​ ​ ‌ ‌‍‌​​ ​‌​‍ ‌​ ​‌‌‍‌​​ ​​‌‍‌‌​‍ ‌​ ‌​‌‍‌‍‌‍‌‍‌‍​‍​‍ ‌‌‍​‌​ ​ ​ ​‍​ ​‌​‍ ‌‌‍​‌​ ​‍​ ‌‍‌‍​ ​ ‌ ​ ​ ​ ‍‌​ ‌​​ ‌‌​ ‌‍‌‍​‍​ ​​​‍‌‍‌ ‌​‌ ‍‌‌ ​​‌‍‌‌​ ‌‌‍‍​‌‍ ‌ ‌​‌‍‌‌‌‍ ​‌‌​ ‌‍‍‌‌ ‌​‌‍‌‌‌‌​​‌‍​‌‌‍‌ ‌‍‌‌​‍‌‍‌ ​​‌‍​‌‌ ‌​‌‍‍​​ ‌‌ ​​‌‍​‌‌‍‌ ‌‍‌‌‌​​‍‌ ‌‌‌‍‍‌‌‍ ​‌‍‌​‌‍‌‌‌ ​‍​‍‌‌​ ‌‌‌​​‍‌‌ ‌‍‍ ‌‍‌‌‌ ‍‌​‍‌‌​ ​ ‌​‌​​‍‌‌​ ​ ‌​‌​​‍‌‌​ ​‍​ ​‍‌‍‌‌​ ‍​​ ‌‌​ ‌‌‌‍​ ​ ​‍‌‍​ ‌‍​‌​ ‌‍​ ​​​ ​ ​ ‌‌​‍‌‌​ ​‍​ ​‍​‍‌‌​ ‌‌‌​‌​​‍ ‍‌ ​​‌‍ ‌‍‍‌‌‍ ‍‌ ‌​‌ ​ ‌​ ‌‍‌‍‌​‍‌‌‍ ‍‌ ‌​‌‍‌‌‌ ​‍‌‍‌‌‌ ​ ‌ ‌​‌ ​ ​‍‌‌​ ‌‌‌​​‍‌‌ ‌‍‍ ‌‍‌‌‌ ‍‌​‍‌‌​ ​ ‌​‌​​‍‌‌​ ​ ‌​‌​​‍‌‌​ ​‍​ ​‍​ ‌‌‌‍‌​​ ​‍​ ‌ ‌‍​ ‌‍‌‍​ ​ ​ ​ ​ ​ ‌‍‌‍​ ​‌​ ‌​​‍‌‌​ ​‍​ ​‍​‍‌‌​ ‌‌‌​‌​​‍ ‍‌‍‌​‌‍‌‌‌ ‌​‌‍​‌‌‍‍‌‌‍ ​​‍‌‍‌ ​​‌‍‌‌‌ ​‍‌ ​ ‌ ​​‌‍‌‌‌‍​ ‌ ‌​‌‍‍‌‌ ‌‍‌‍‌‌​ ‌‌ ​​‌ ‌‌‌‍​‍‌‍ ​‌‍‍‌‌ ​ ‌‍‍​‌‍‌‌‌‍‌​​‍​‍‌ ‌
7
Bar de la piscina​​​​‌ ‍ ​‍​‍‌‍ ‌ ​‍‌‍‍‌‌‍‌ ‌‍‍‌‌‍ ‍​‍​‍​ ‍‍​‍​‍‌ ​ ‌‍​‌‌‍ ‍‌‍‍‌‌ ‌​‌ ‍‌​‍ ‍‌‍‍‌‌‍ ​‍​‍​‍ ​​‍​‍‌‍‍​‌ ​‍‌‍‌‌‌‍‌‍​‍​‍​ ‍‍​‍​‍‌‍‍​‌ ‌​‌ ‌​‌ ​​‌ ​ ​ ‍‍​‍ ​‍ ‌‍ ​​‍ ‌‌‍​‌‌‍ ‍‌‍‌​​‍ ‌‌ ​‍​‍ ‌‌‍‍​‌‍ ‌ ‌​‌‍‌‌‌‍ ​‌ ​ ​‍ ‌‌ ​ ‌ ‌​‌ ‌‌‌‍‌​‌‍‍‌‌‍ ​‍ ‍‌ ‌‍‌‍‌‌‌ ​‍‌‍​ ‌‍‌‌‌‍ ​​‍ ‍‌‍​‌‌ ​​‌ ​​​‍ ‌‍‍‌‌‍ ‍‌ ‌​‌‍‌‌‌‍ ‍‌ ‌​​‍ ‌‍‌‌‌‍‌​‌‍‍‌‌ ‌​​‍ ‌‍ ‌‌‍ ‌‍‌​‌‍‌‌​ ‌‌ ​​‌ ​‍‌‍‌‌‌ ​ ‌‍‌‌‌‍ ‍‌ ‌​‌‍​‌‌ ‌​‌‍‍‌‌‍ ‌‍ ‍​ ‍ ‌‍‍‌‌‍‌​​ ‌​ ‌‍‌‍‌​​ ​‌‌‍‌‌​ ​ ​ ‌ ‌‍‌​​ ​‌​‍ ‌​ ​‌‌‍‌​​ ​​‌‍‌‌​‍ ‌​ ‌​‌‍‌‍‌‍‌‍‌‍​‍​‍ ‌‌‍​‌​ ​ ​ ​‍​ ​‌​‍ ‌‌‍​‌​ ​‍​ ‌‍‌‍​ ​ ‌ ​ ​ ​ ‍‌​ ‌​​ ‌‌​ ‌‍‌‍​‍​ ​​​ ‍ ‌ ‌​‌ ‍‌‌ ​​‌‍‌‌​ ‌‌‍‍​‌‍ ‌ ‌​‌‍‌‌‌‍ ​‌‌​ ‌‍‍‌‌ ‌​‌‍‌‌‌‌​​‌‍​‌‌‍‌ ‌‍‌‌​ ‍ ‌ ​​‌‍​‌‌ ‌​‌‍‍​​ ‌‌ ​​‌‍​‌‌‍‌ ‌‍‌‌‌​​‍‌ ‌‌‌‍‍‌‌‍ ​‌‍‌​‌‍‌‌‌ ​‍​‍‌‌​ ‌‌‌​​‍‌‌ ‌‍‍ ‌‍‌‌‌ ‍‌​‍‌‌​ ​ ‌​‌​​‍‌‌​ ​ ‌​‌​​‍‌‌​ ​‍​ ​‍‌‍‌‌​ ‍​​ ‌‌​ ‌‌‌‍​ ​ ​‍‌‍​ ‌‍​‌​ ‌‍​ ​​​ ​ ​ ‌‌​‍‌‌​ ​‍​ ​‍​‍‌‌​ ‌‌‌​‌​​‍ ‍‌ ​​‌‍ ‌‍‍‌‌‍ ‍‌ ‌​‌ ​ ‌​ ‌‍‌‍‌​‍‌‌‍ ‍‌ ‌​‌‍‌‌‌ ​‍‌‍‌‌‌ ​ ‌ ‌​‌ ​ ​‍‌‌​ ‌‌‌​​‍‌‌ ‌‍‍ ‌‍‌‌‌ ‍‌​‍‌‌​ ​ ‌​‌​​‍‌‌​ ​ ‌​‌​​‍‌‌​ ​‍​ ​‍​ ​‍​ ​ ‌‍‌‍‌‍​‌​ ‌​​ ​‍‌‍​‌​ ​‌​ ‌​‌‍​‌​ ‌‍‌‍‌‌​‍‌‌​ ​‍​ ​‍​‍‌‌​ ‌‌‌​‌​​‍ ‍‌‍‌​‌‍‌‌‌ ‌​‌‍​‌‌‍‍‌‌‍ ​​ ‌‍​‍‌‍​‌‌ ​ ‌‍‌‌‌‌‌‌‌ ​‍‌‍ ​​ ‌‌‍‍​‌ ‌​‌ ‌​‌ ​​‌ ​ ​‍‌‌​ ​ ‌​​‌​‍‌‌​ ​‍‌​‌‍​‍‌‌​ ​‍‌​‌‍‌‍ ​​‍ ‌‌‍​‌‌‍ ‍‌‍‌​​‍ ‌‌ ​‍​‍ ‌‌‍‍​‌‍ ‌ ‌​‌‍‌‌‌‍ ​‌ ​ ​‍ ‌‌ ​ ‌ ‌​‌ ‌‌‌‍‌​‌‍‍‌‌‍ ​‍ ‍‌ ‌‍‌‍‌‌‌ ​‍‌‍​ ‌‍‌‌‌‍ ​​‍ ‍‌‍​‌‌ ​​‌ ​​​‍‌‍‌‍‍‌‌‍‌​​ ‌​ ‌‍‌‍‌​​ ​‌‌‍‌‌​ ​ ​ ‌ ‌‍‌​​ ​‌​‍ ‌​ ​‌‌‍‌​​ ​​‌‍‌‌​‍ ‌​ ‌​‌‍‌‍‌‍‌‍‌‍​‍​‍ ‌‌‍​‌​ ​ ​ ​‍​ ​‌​‍ ‌‌‍​‌​ ​‍​ ‌‍‌‍​ ​ ‌ ​ ​ ​ ‍‌​ ‌​​ ‌‌​ ‌‍‌‍​‍​ ​​​‍‌‍‌ ‌​‌ ‍‌‌ ​​‌‍‌‌​ ‌‌‍‍​‌‍ ‌ ‌​‌‍‌‌‌‍ ​‌‌​ ‌‍‍‌‌ ‌​‌‍‌‌‌‌​​‌‍​‌‌‍‌ ‌‍‌‌​‍‌‍‌ ​​‌‍​‌‌ ‌​‌‍‍​​ ‌‌ ​​‌‍​‌‌‍‌ ‌‍‌‌‌​​‍‌ ‌‌‌‍‍‌‌‍ ​‌‍‌​‌‍‌‌‌ ​‍​‍‌‌​ ‌‌‌​​‍‌‌ ‌‍‍ ‌‍‌‌‌ ‍‌​‍‌‌​ ​ ‌​‌​​‍‌‌​ ​ ‌​‌​​‍‌‌​ ​‍​ ​‍‌‍‌‌​ ‍​​ ‌‌​ ‌‌‌‍​ ​ ​‍‌‍​ ‌‍​‌​ ‌‍​ ​​​ ​ ​ ‌‌​‍‌‌​ ​‍​ ​‍​‍‌‌​ ‌‌‌​‌​​‍ ‍‌ ​​‌‍ ‌‍‍‌‌‍ ‍‌ ‌​‌ ​ ‌​ ‌‍‌‍‌​‍‌‌‍ ‍‌ ‌​‌‍‌‌‌ ​‍‌‍‌‌‌ ​ ‌ ‌​‌ ​ ​‍‌‌​ ‌‌‌​​‍‌‌ ‌‍‍ ‌‍‌‌‌ ‍‌​‍‌‌​ ​ ‌​‌​​‍‌‌​ ​ ‌​‌​​‍‌‌​ ​‍​ ​‍​ ​‍​ ​ ‌‍‌‍‌‍​‌​ ‌​​ ​‍‌‍​‌​ ​‌​ ‌​‌‍​‌​ ‌‍‌‍‌‌​‍‌‌​ ​‍​ ​‍​‍‌‌​ ‌‌‌​‌​​‍ ‍‌‍‌​‌‍‌‌‌ ‌​‌‍​‌‌‍‍‌‌‍ ​​‍‌‍‌ ​​‌‍‌‌‌ ​‍‌ ​ ‌ ​​‌‍‌‌‌‍​ ‌ ‌​‌‍‍‌‌ ‌‍‌‍‌‌​ ‌‌ ​​‌ ‌‌‌‍​‍‌‍ ​‌‍‍‌‌ ​ ‌‍‍​‌‍‌‌‌‍‌​​‍​‍‌ ‌
8
Bar del jardín​​​​‌ ‍ ​‍​‍‌‍ ‌ ​‍‌‍‍‌‌‍‌ ‌‍‍‌‌‍ ‍​‍​‍​ ‍‍​‍​‍‌ ​ ‌‍​‌‌‍ ‍‌‍‍‌‌ ‌​‌ ‍‌​‍ ‍‌‍‍‌‌‍ ​‍​‍​‍ ​​‍​‍‌‍‍​‌ ​‍‌‍‌‌‌‍‌‍​‍​‍​ ‍‍​‍​‍‌‍‍​‌ ‌​‌ ‌​‌ ​​‌ ​ ​ ‍‍​‍ ​‍ ‌‍ ​​‍ ‌‌‍​‌‌‍ ‍‌‍‌​​‍ ‌‌ ​‍​‍ ‌‌‍‍​‌‍ ‌ ‌​‌‍‌‌‌‍ ​‌ ​ ​‍ ‌‌ ​ ‌ ‌​‌ ‌‌‌‍‌​‌‍‍‌‌‍ ​‍ ‍‌ ‌‍‌‍‌‌‌ ​‍‌‍​ ‌‍‌‌‌‍ ​​‍ ‍‌‍​‌‌ ​​‌ ​​​‍ ‌‍‍‌‌‍ ‍‌ ‌​‌‍‌‌‌‍ ‍‌ ‌​​‍ ‌‍‌‌‌‍‌​‌‍‍‌‌ ‌​​‍ ‌‍ ‌‌‍ ‌‍‌​‌‍‌‌​ ‌‌ ​​‌ ​‍‌‍‌‌‌ ​ ‌‍‌‌‌‍ ‍‌ ‌​‌‍​‌‌ ‌​‌‍‍‌‌‍ ‌‍ ‍​ ‍ ‌‍‍‌‌‍‌​​ ‌​ ‌‍‌‍‌​​ ​‌‌‍‌‌​ ​ ​ ‌ ‌‍‌​​ ​‌​‍ ‌​ ​‌‌‍‌​​ ​​‌‍‌‌​‍ ‌​ ‌​‌‍‌‍‌‍‌‍‌‍​‍​‍ ‌‌‍​‌​ ​ ​ ​‍​ ​‌​‍ ‌‌‍​‌​ ​‍​ ‌‍‌‍​ ​ ‌ ​ ​ ​ ‍‌​ ‌​​ ‌‌​ ‌‍‌‍​‍​ ​​​ ‍ ‌ ‌​‌ ‍‌‌ ​​‌‍‌‌​ ‌‌‍‍​‌‍ ‌ ‌​‌‍‌‌‌‍ ​‌‌​ ‌‍‍‌‌ ‌​‌‍‌‌‌‌​​‌‍​‌‌‍‌ ‌‍‌‌​ ‍ ‌ ​​‌‍​‌‌ ‌​‌‍‍​​ ‌‌ ​​‌‍​‌‌‍‌ ‌‍‌‌‌​​‍‌ ‌‌‌‍‍‌‌‍ ​‌‍‌​‌‍‌‌‌ ​‍​‍‌‌​ ‌‌‌​​‍‌‌ ‌‍‍ ‌‍‌‌‌ ‍‌​‍‌‌​ ​ ‌​‌​​‍‌‌​ ​ ‌​‌​​‍‌‌​ ​‍​ ​‍‌‍‌‌​ ‍​​ ‌‌​ ‌‌‌‍​ ​ ​‍‌‍​ ‌‍​‌​ ‌‍​ ​​​ ​ ​ ‌‌​‍‌‌​ ​‍​ ​‍​‍‌‌​ ‌‌‌​‌​​‍ ‍‌ ​​‌‍ ‌‍‍‌‌‍ ‍‌ ‌​‌ ​ ‌​ ‌‍‌‍‌​‍‌‌‍ ‍‌ ‌​‌‍‌‌‌ ​‍‌‍‌‌‌ ​ ‌ ‌​‌ ​ ​‍‌‌​ ‌‌‌​​‍‌‌ ‌‍‍ ‌‍‌‌‌ ‍‌​‍‌‌​ ​ ‌​‌​​‍‌‌​ ​ ‌​‌​​‍‌‌​ ​‍​ ​‍‌‍‌‌‌‍‌​​ ​‌‌‍​ ‌‍​‌​ ‍‌​ ​​​ ​ ​ ​ ​ ‌‌​ ​‍​ ‍‌​‍‌‌​ ​‍​ ​‍​‍‌‌​ ‌‌‌​‌​​‍ ‍‌‍‌​‌‍‌‌‌ ‌​‌‍​‌‌‍‍‌‌‍ ​​ ‌‍​‍‌‍​‌‌ ​ ‌‍‌‌‌‌‌‌‌ ​‍‌‍ ​​ ‌‌‍‍​‌ ‌​‌ ‌​‌ ​​‌ ​ ​‍‌‌​ ​ ‌​​‌​‍‌‌​ ​‍‌​‌‍​‍‌‌​ ​‍‌​‌‍‌‍ ​​‍ ‌‌‍​‌‌‍ ‍‌‍‌​​‍ ‌‌ ​‍​‍ ‌‌‍‍​‌‍ ‌ ‌​‌‍‌‌‌‍ ​‌ ​ ​‍ ‌‌ ​ ‌ ‌​‌ ‌‌‌‍‌​‌‍‍‌‌‍ ​‍ ‍‌ ‌‍‌‍‌‌‌ ​‍‌‍​ ‌‍‌‌‌‍ ​​‍ ‍‌‍​‌‌ ​​‌ ​​​‍‌‍‌‍‍‌‌‍‌​​ ‌​ ‌‍‌‍‌​​ ​‌‌‍‌‌​ ​ ​ ‌ ‌‍‌​​ ​‌​‍ ‌​ ​‌‌‍‌​​ ​​‌‍‌‌​‍ ‌​ ‌​‌‍‌‍‌‍‌‍‌‍​‍​‍ ‌‌‍​‌​ ​ ​ ​‍​ ​‌​‍ ‌‌‍​‌​ ​‍​ ‌‍‌‍​ ​ ‌ ​ ​ ​ ‍‌​ ‌​​ ‌‌​ ‌‍‌‍​‍​ ​​​‍‌‍‌ ‌​‌ ‍‌‌ ​​‌‍‌‌​ ‌‌‍‍​‌‍ ‌ ‌​‌‍‌‌‌‍ ​‌‌​ ‌‍‍‌‌ ‌​‌‍‌‌‌‌​​‌‍​‌‌‍‌ ‌‍‌‌​‍‌‍‌ ​​‌‍​‌‌ ‌​‌‍‍​​ ‌‌ ​​‌‍​‌‌‍‌ ‌‍‌‌‌​​‍‌ ‌‌‌‍‍‌‌‍ ​‌‍‌​‌‍‌‌‌ ​‍​‍‌‌​ ‌‌‌​​‍‌‌ ‌‍‍ ‌‍‌‌‌ ‍‌​‍‌‌​ ​ ‌​‌​​‍‌‌​ ​ ‌​‌​​‍‌‌​ ​‍​ ​‍‌‍‌‌​ ‍​​ ‌‌​ ‌‌‌‍​ ​ ​‍‌‍​ ‌‍​‌​ ‌‍​ ​​​ ​ ​ ‌‌​‍‌‌​ ​‍​ ​‍​‍‌‌​ ‌‌‌​‌​​‍ ‍‌ ​​‌‍ ‌‍‍‌‌‍ ‍‌ ‌​‌ ​ ‌​ ‌‍‌‍‌​‍‌‌‍ ‍‌ ‌​‌‍‌‌‌ ​‍‌‍‌‌‌ ​ ‌ ‌​‌ ​ ​‍‌‌​ ‌‌‌​​‍‌‌ ‌‍‍ ‌‍‌‌‌ ‍‌​‍‌‌​ ​ ‌​‌​​‍‌‌​ ​ ‌​‌​​‍‌‌​ ​‍​ ​‍‌‍‌‌‌‍‌​​ ​‌‌‍​ ‌‍​‌​ ‍‌​ ​​​ ​ ​ ​ ​ ‌‌​ ​‍​ ‍‌​‍‌‌​ ​‍​ ​‍​‍‌‌​ ‌‌‌​‌​​‍ ‍‌‍‌​‌‍‌‌‌ ‌​‌‍​‌‌‍‍‌‌‍ ​​‍‌‍‌ ​​‌‍‌‌‌ ​‍‌ ​ ‌ ​​‌‍‌‌‌‍​ ‌ ‌​‌‍‍‌‌ ‌‍‌‍‌‌​ ‌‌ ​​‌ ‌‌‌‍​‍‌‍ ​‌‍‍‌‌ ​ ‌‍‍​‌‍‌‌‌‍‌​​‍​‍‌ ‌
9
Sendero hacia Amù Beach Club​​​​‌ ‍ ​‍​‍‌‍ ‌ ​‍‌‍‍‌‌‍‌ ‌‍‍‌‌‍ ‍​‍​‍​ ‍‍​‍​‍‌ ​ ‌‍​‌‌‍ ‍‌‍‍‌‌ ‌​‌ ‍‌​‍ ‍‌‍‍‌‌‍ ​‍​‍​‍ ​​‍​‍‌‍‍​‌ ​‍‌‍‌‌‌‍‌‍​‍​‍​ ‍‍​‍​‍‌‍‍​‌ ‌​‌ ‌​‌ ​​‌ ​ ​ ‍‍​‍ ​‍ ‌‍ ​​‍ ‌‌‍​‌‌‍ ‍‌‍‌​​‍ ‌‌ ​‍​‍ ‌‌‍‍​‌‍ ‌ ‌​‌‍‌‌‌‍ ​‌ ​ ​‍ ‌‌ ​ ‌ ‌​‌ ‌‌‌‍‌​‌‍‍‌‌‍ ​‍ ‍‌ ‌‍‌‍‌‌‌ ​‍‌‍​ ‌‍‌‌‌‍ ​​‍ ‍‌‍​‌‌ ​​‌ ​​​‍ ‌‍‍‌‌‍ ‍‌ ‌​‌‍‌‌‌‍ ‍‌ ‌​​‍ ‌‍‌‌‌‍‌​‌‍‍‌‌ ‌​​‍ ‌‍ ‌‌‍ ‌‍‌​‌‍‌‌​ ‌‌ ​​‌ ​‍‌‍‌‌‌ ​ ‌‍‌‌‌‍ ‍‌ ‌​‌‍​‌‌ ‌​‌‍‍‌‌‍ ‌‍ ‍​ ‍ ‌‍‍‌‌‍‌​​ ‌​ ‌‍‌‍‌​​ ​‌‌‍‌‌​ ​ ​ ‌ ‌‍‌​​ ​‌​‍ ‌​ ​‌‌‍‌​​ ​​‌‍‌‌​‍ ‌​ ‌​‌‍‌‍‌‍‌‍‌‍​‍​‍ ‌‌‍​‌​ ​ ​ ​‍​ ​‌​‍ ‌‌‍​‌​ ​‍​ ‌‍‌‍​ ​ ‌ ​ ​ ​ ‍‌​ ‌​​ ‌‌​ ‌‍‌‍​‍​ ​​​ ‍ ‌ ‌​‌ ‍‌‌ ​​‌‍‌‌​ ‌‌‍‍​‌‍ ‌ ‌​‌‍‌‌‌‍ ​‌‌​ ‌‍‍‌‌ ‌​‌‍‌‌‌‌​​‌‍​‌‌‍‌ ‌‍‌‌​ ‍ ‌ ​​‌‍​‌‌ ‌​‌‍‍​​ ‌‌ ​​‌‍​‌‌‍‌ ‌‍‌‌‌​​‍‌ ‌‌‌‍‍‌‌‍ ​‌‍‌​‌‍‌‌‌ ​‍​‍‌‌​ ‌‌‌​​‍‌‌ ‌‍‍ ‌‍‌‌‌ ‍‌​‍‌‌​ ​ ‌​‌​​‍‌‌​ ​ ‌​‌​​‍‌‌​ ​‍​ ​‍‌‍‌‌​ ‍​​ ‌‌​ ‌‌‌‍​ ​ ​‍‌‍​ ‌‍​‌​ ‌‍​ ​​​ ​ ​ ‌‌​‍‌‌​ ​‍​ ​‍​‍‌‌​ ‌‌‌​‌​​‍ ‍‌ ​​‌‍ ‌‍‍‌‌‍ ‍‌ ‌​‌ ​ ‌​ ‌‍‌‍‌​‍‌‌‍ ‍‌ ‌​‌‍‌‌‌ ​‍‌‍‌‌‌ ​ ‌ ‌​‌ ​ ​‍‌‌​ ‌‌‌​​‍‌‌ ‌‍‍ ‌‍‌‌‌ ‍‌​‍‌‌​ ​ ‌​‌​​‍‌‌​ ​ ‌​‌​​‍‌‌​ ​‍​ ​‍​ ​‌‌‍‌​​ ‌​​ ​ ​ ​‌‌‍‌‍​ ​‍​ ‍‌‌‍​‍​ ​‌‌‍​ ​ ‍‌​‍‌‌​ ​‍​ ​‍​‍‌‌​ ‌‌‌​‌​​‍ ‍‌‍‌​‌‍‌‌‌ ‌​‌‍​‌‌‍‍‌‌‍ ​​ ‌‍​‍‌‍​‌‌ ​ ‌‍‌‌‌‌‌‌‌ ​‍‌‍ ​​ ‌‌‍‍​‌ ‌​‌ ‌​‌ ​​‌ ​ ​‍‌‌​ ​ ‌​​‌​‍‌‌​ ​‍‌​‌‍​‍‌‌​ ​‍‌​‌‍‌‍ ​​‍ ‌‌‍​‌‌‍ ‍‌‍‌​​‍ ‌‌ ​‍​‍ ‌‌‍‍​‌‍ ‌ ‌​‌‍‌‌‌‍ ​‌ ​ ​‍ ‌‌ ​ ‌ ‌​‌ ‌‌‌‍‌​‌‍‍‌‌‍ ​‍ ‍‌ ‌‍‌‍‌‌‌ ​‍‌‍​ ‌‍‌‌‌‍ ​​‍ ‍‌‍​‌‌ ​​‌ ​​​‍‌‍‌‍‍‌‌‍‌​​ ‌​ ‌‍‌‍‌​​ ​‌‌‍‌‌​ ​ ​ ‌ ‌‍‌​​ ​‌​‍ ‌​ ​‌‌‍‌​​ ​​‌‍‌‌​‍ ‌​ ‌​‌‍‌‍‌‍‌‍‌‍​‍​‍ ‌‌‍​‌​ ​ ​ ​‍​ ​‌​‍ ‌‌‍​‌​ ​‍​ ‌‍‌‍​ ​ ‌ ​ ​ ​ ‍‌​ ‌​​ ‌‌​ ‌‍‌‍​‍​ ​​​‍‌‍‌ ‌​‌ ‍‌‌ ​​‌‍‌‌​ ‌‌‍‍​‌‍ ‌ ‌​‌‍‌‌‌‍ ​‌‌​ ‌‍‍‌‌ ‌​‌‍‌‌‌‌​​‌‍​‌‌‍‌ ‌‍‌‌​‍‌‍‌ ​​‌‍​‌‌ ‌​‌‍‍​​ ‌‌ ​​‌‍​‌‌‍‌ ‌‍‌‌‌​​‍‌ ‌‌‌‍‍‌‌‍ ​‌‍‌​‌‍‌‌‌ ​‍​‍‌‌​ ‌‌‌​​‍‌‌ ‌‍‍ ‌‍‌‌‌ ‍‌​‍‌‌​ ​ ‌​‌​​‍‌‌​ ​ ‌​‌​​‍‌‌​ ​‍​ ​‍‌‍‌‌​ ‍​​ ‌‌​ ‌‌‌‍​ ​ ​‍‌‍​ ‌‍​‌​ ‌‍​ ​​​ ​ ​ ‌‌​‍‌‌​ ​‍​ ​‍​‍‌‌​ ‌‌‌​‌​​‍ ‍‌ ​​‌‍ ‌‍‍‌‌‍ ‍‌ ‌​‌ ​ ‌​ ‌‍‌‍‌​‍‌‌‍ ‍‌ ‌​‌‍‌‌‌ ​‍‌‍‌‌‌ ​ ‌ ‌​‌ ​ ​‍‌‌​ ‌‌‌​​‍‌‌ ‌‍‍ ‌‍‌‌‌ ‍‌​‍‌‌​ ​ ‌​‌​​‍‌‌​ ​ ‌​‌​​‍‌‌​ ​‍​ ​‍​ ​‌‌‍‌​​ ‌​​ ​ ​ ​‌‌‍‌‍​ ​‍​ ‍‌‌‍​‍​ ​‌‌‍​ ​ ‍‌​‍‌‌​ ​‍​ ​‍​‍‌‌​ ‌‌‌​‌​​‍ ‍‌‍‌​‌‍‌‌‌ ‌​‌‍​‌‌‍‍‌‌‍ ​​‍‌‍‌ ​​‌‍‌‌‌ ​‍‌ ​ ‌ ​​‌‍‌‌‌‍​ ‌ ‌​‌‍‍‌‌ ‌‍‌‍‌‌​ ‌‌ ​​‌ ‌‌‌‍​‍‌‍ ​‌‍‍‌‌ ​ ‌‍‍​‌‍‌‌‌‍‌​​‍​‍‌ ‌
10
Amù Beach Club​​​​‌ ‍ ​‍​‍‌‍ ‌ ​‍‌‍‍‌‌‍‌ ‌‍‍‌‌‍ ‍​‍​‍​ ‍‍​‍​‍‌ ​ ‌‍​‌‌‍ ‍‌‍‍‌‌ ‌​‌ ‍‌​‍ ‍‌‍‍‌‌‍ ​‍​‍​‍ ​​‍​‍‌‍‍​‌ ​‍‌‍‌‌‌‍‌‍​‍​‍​ ‍‍​‍​‍‌‍‍​‌ ‌​‌ ‌​‌ ​​‌ ​ ​ ‍‍​‍ ​‍ ‌‍ ​​‍ ‌‌‍​‌‌‍ ‍‌‍‌​​‍ ‌‌ ​‍​‍ ‌‌‍‍​‌‍ ‌ ‌​‌‍‌‌‌‍ ​‌ ​ ​‍ ‌‌ ​ ‌ ‌​‌ ‌‌‌‍‌​‌‍‍‌‌‍ ​‍ ‍‌ ‌‍‌‍‌‌‌ ​‍‌‍​ ‌‍‌‌‌‍ ​​‍ ‍‌‍​‌‌ ​​‌ ​​​‍ ‌‍‍‌‌‍ ‍‌ ‌​‌‍‌‌‌‍ ‍‌ ‌​​‍ ‌‍‌‌‌‍‌​‌‍‍‌‌ ‌​​‍ ‌‍ ‌‌‍ ‌‍‌​‌‍‌‌​ ‌‌ ​​‌ ​‍‌‍‌‌‌ ​ ‌‍‌‌‌‍ ‍‌ ‌​‌‍​‌‌ ‌​‌‍‍‌‌‍ ‌‍ ‍​ ‍ ‌‍‍‌‌‍‌​​ ‌​ ‌‍‌‍‌​​ ​‌‌‍‌‌​ ​ ​ ‌ ‌‍‌​​ ​‌​‍ ‌​ ​‌‌‍‌​​ ​​‌‍‌‌​‍ ‌​ ‌​‌‍‌‍‌‍‌‍‌‍​‍​‍ ‌‌‍​‌​ ​ ​ ​‍​ ​‌​‍ ‌‌‍​‌​ ​‍​ ‌‍‌‍​ ​ ‌ ​ ​ ​ ‍‌​ ‌​​ ‌‌​ ‌‍‌‍​‍​ ​​​ ‍ ‌ ‌​‌ ‍‌‌ ​​‌‍‌‌​ ‌‌‍‍​‌‍ ‌ ‌​‌‍‌‌‌‍ ​‌‌​ ‌‍‍‌‌ ‌​‌‍‌‌‌‌​​‌‍​‌‌‍‌ ‌‍‌‌​ ‍ ‌ ​​‌‍​‌‌ ‌​‌‍‍​​ ‌‌ ​​‌‍​‌‌‍‌ ‌‍‌‌‌​​‍‌ ‌‌‌‍‍‌‌‍ ​‌‍‌​‌‍‌‌‌ ​‍​‍‌‌​ ‌‌‌​​‍‌‌ ‌‍‍ ‌‍‌‌‌ ‍‌​‍‌‌​ ​ ‌​‌​​‍‌‌​ ​ ‌​‌​​‍‌‌​ ​‍​ ​‍‌‍‌‌​ ‍​​ ‌‌​ ‌‌‌‍​ ​ ​‍‌‍​ ‌‍​‌​ ‌‍​ ​​​ ​ ​ ‌‌​‍‌‌​ ​‍​ ​‍​‍‌‌​ ‌‌‌​‌​​‍ ‍‌ ​​‌‍ ‌‍‍‌‌‍ ‍‌ ‌​‌ ​ ‌​ ‌‍‌‍‌​‍‌‌‍ ‍‌ ‌​‌‍‌‌‌ ​‍‌‍‌‌‌ ​ ‌ ‌​‌ ​ ​‍‌‌​ ‌‌‌​​‍‌‌ ‌‍‍ ‌‍‌‌‌ ‍‌​‍‌‌​ ​ ‌​‌​​‍‌‌​ ​ ‌​‌​​‍‌‌​ ​‍​ ​‍​ ​​‌‍‌‍‌‍​‍​ ‌​‌‍‌​‌‍‌‌‌‍​‌‌‍​ ​ ​‍​ ‌ ‌‍‌‌‌‍‌‌​‍‌‌​ ​‍​ ​‍​‍‌‌​ ‌‌‌​‌​​‍ ‍‌‍‌​‌‍‌‌‌ ‌​‌‍​‌‌‍‍‌‌‍ ​​ ‌‍​‍‌‍​‌‌ ​ ‌‍‌‌‌‌‌‌‌ ​‍‌‍ ​​ ‌‌‍‍​‌ ‌​‌ ‌​‌ ​​‌ ​ ​‍‌‌​ ​ ‌​​‌​‍‌‌​ ​‍‌​‌‍​‍‌‌​ ​‍‌​‌‍‌‍ ​​‍ ‌‌‍​‌‌‍ ‍‌‍‌​​‍ ‌‌ ​‍​‍ ‌‌‍‍​‌‍ ‌ ‌​‌‍‌‌‌‍ ​‌ ​ ​‍ ‌‌ ​ ‌ ‌​‌ ‌‌‌‍‌​‌‍‍‌‌‍ ​‍ ‍‌ ‌‍‌‍‌‌‌ ​‍‌‍​ ‌‍‌‌‌‍ ​​‍ ‍‌‍​‌‌ ​​‌ ​​​‍‌‍‌‍‍‌‌‍‌​​ ‌​ ‌‍‌‍‌​​ ​‌‌‍‌‌​ ​ ​ ‌ ‌‍‌​​ ​‌​‍ ‌​ ​‌‌‍‌​​ ​​‌‍‌‌​‍ ‌​ ‌​‌‍‌‍‌‍‌‍‌‍​‍​‍ ‌‌‍​‌​ ​ ​ ​‍​ ​‌​‍ ‌‌‍​‌​ ​‍​ ‌‍‌‍​ ​ ‌ ​ ​ ​ ‍‌​ ‌​​ ‌‌​ ‌‍‌‍​‍​ ​​​‍‌‍‌ ‌​‌ ‍‌‌ ​​‌‍‌‌​ ‌‌‍‍​‌‍ ‌ ‌​‌‍‌‌‌‍ ​‌‌​ ‌‍‍‌‌ ‌​‌‍‌‌‌‌​​‌‍​‌‌‍‌ ‌‍‌‌​‍‌‍‌ ​​‌‍​‌‌ ‌​‌‍‍​​ ‌‌ ​​‌‍​‌‌‍‌ ‌‍‌‌‌​​‍‌ ‌‌‌‍‍‌‌‍ ​‌‍‌​‌‍‌‌‌ ​‍​‍‌‌​ ‌‌‌​​‍‌‌ ‌‍‍ ‌‍‌‌‌ ‍‌​‍‌‌​ ​ ‌​‌​​‍‌‌​ ​ ‌​‌​​‍‌‌​ ​‍​ ​‍‌‍‌‌​ ‍​​ ‌‌​ ‌‌‌‍​ ​ ​‍‌‍​ ‌‍​‌​ ‌‍​ ​​​ ​ ​ ‌‌​‍‌‌​ ​‍​ ​‍​‍‌‌​ ‌‌‌​‌​​‍ ‍‌ ​​‌‍ ‌‍‍‌‌‍ ‍‌ ‌​‌ ​ ‌​ ‌‍‌‍‌​‍‌‌‍ ‍‌ ‌​‌‍‌‌‌ ​‍‌‍‌‌‌ ​ ‌ ‌​‌ ​ ​‍‌‌​ ‌‌‌​​‍‌‌ ‌‍‍ ‌‍‌‌‌ ‍‌​‍‌‌​ ​ ‌​‌​​‍‌‌​ ​ ‌​‌​​‍‌‌​ ​‍​ ​‍​ ​​‌‍‌‍‌‍​‍​ ‌​‌‍‌​‌‍‌‌‌‍​‌‌‍​ ​ ​‍​ ‌ ‌‍‌‌‌‍‌‌​‍‌‌​ ​‍​ ​‍​‍‌‌​ ‌‌‌​‌​​‍ ‍‌‍‌​‌‍‌‌‌ ‌​‌‍​‌‌‍‍‌‌‍ ​​‍‌‍‌ ​​‌‍‌‌‌ ​‍‌ ​ ‌ ​​‌‍‌‌‌‍​ ‌ ‌​‌‍‍‌‌ ‌‍‌‍‌‌​ ‌‌ ​​‌ ‌‌‌‍​‍‌‍ ​‌‍‍‌‌ ​ ‌‍‍​‌‍‌‌‌‍‌​​‍​‍‌ ‌
11
Champneys Spa​​​​‌ ‍ ​‍​‍‌‍ ‌ ​‍‌‍‍‌‌‍‌ ‌‍‍‌‌‍ ‍​‍​‍​ ‍‍​‍​‍‌ ​ ‌‍​‌‌‍ ‍‌‍‍‌‌ ‌​‌ ‍‌​‍ ‍‌‍‍‌‌‍ ​‍​‍​‍ ​​‍​‍‌‍‍​‌ ​‍‌‍‌‌‌‍‌‍​‍​‍​ ‍‍​‍​‍‌‍‍​‌ ‌​‌ ‌​‌ ​​‌ ​ ​ ‍‍​‍ ​‍ ‌‍ ​​‍ ‌‌‍​‌‌‍ ‍‌‍‌​​‍ ‌‌ ​‍​‍ ‌‌‍‍​‌‍ ‌ ‌​‌‍‌‌‌‍ ​‌ ​ ​‍ ‌‌ ​ ‌ ‌​‌ ‌‌‌‍‌​‌‍‍‌‌‍ ​‍ ‍‌ ‌‍‌‍‌‌‌ ​‍‌‍​ ‌‍‌‌‌‍ ​​‍ ‍‌‍​‌‌ ​​‌ ​​​‍ ‌‍‍‌‌‍ ‍‌ ‌​‌‍‌‌‌‍ ‍‌ ‌​​‍ ‌‍‌‌‌‍‌​‌‍‍‌‌ ‌​​‍ ‌‍ ‌‌‍ ‌‍‌​‌‍‌‌​ ‌‌ ​​‌ ​‍‌‍‌‌‌ ​ ‌‍‌‌‌‍ ‍‌ ‌​‌‍​‌‌ ‌​‌‍‍‌‌‍ ‌‍ ‍​ ‍ ‌‍‍‌‌‍‌​​ ‌​ ‌‍‌‍‌​​ ​‌‌‍‌‌​ ​ ​ ‌ ‌‍‌​​ ​‌​‍ ‌​ ​‌‌‍‌​​ ​​‌‍‌‌​‍ ‌​ ‌​‌‍‌‍‌‍‌‍‌‍​‍​‍ ‌‌‍​‌​ ​ ​ ​‍​ ​‌​‍ ‌‌‍​‌​ ​‍​ ‌‍‌‍​ ​ ‌ ​ ​ ​ ‍‌​ ‌​​ ‌‌​ ‌‍‌‍​‍​ ​​​ ‍ ‌ ‌​‌ ‍‌‌ ​​‌‍‌‌​ ‌‌‍‍​‌‍ ‌ ‌​‌‍‌‌‌‍ ​‌‌​ ‌‍‍‌‌ ‌​‌‍‌‌‌‌​​‌‍​‌‌‍‌ ‌‍‌‌​ ‍ ‌ ​​‌‍​‌‌ ‌​‌‍‍​​ ‌‌ ​​‌‍​‌‌‍‌ ‌‍‌‌‌​​‍‌ ‌‌‌‍‍‌‌‍ ​‌‍‌​‌‍‌‌‌ ​‍​‍‌‌​ ‌‌‌​​‍‌‌ ‌‍‍ ‌‍‌‌‌ ‍‌​‍‌‌​ ​ ‌​‌​​‍‌‌​ ​ ‌​‌​​‍‌‌​ ​‍​ ​‍‌‍‌‌​ ‍​​ ‌‌​ ‌‌‌‍​ ​ ​‍‌‍​ ‌‍​‌​ ‌‍​ ​​​ ​ ​ ‌‌​‍‌‌​ ​‍​ ​‍​‍‌‌​ ‌‌‌​‌​​‍ ‍‌ ​​‌‍ ‌‍‍‌‌‍ ‍‌ ‌​‌ ​ ‌​ ‌‍‌‍‌​‍‌‌‍ ‍‌ ‌​‌‍‌‌‌ ​‍‌‍‌‌‌ ​ ‌ ‌​‌ ​ ​‍‌‌​ ‌‌‌​​‍‌‌ ‌‍‍ ‌‍‌‌‌ ‍‌​‍‌‌​ ​ ‌​‌​​‍‌‌​ ​ ‌​‌​​‍‌‌​ ​‍​ ​‍‌‍​ ‌‍‌‍‌‍‌‍​ ‌​‌‍‌​​ ‌​‌‍‌‌​ ‌ ‌‍‌‌​ ‌ ​ ​‌​ ​​​‍‌‌​ ​‍​ ​‍​‍‌‌​ ‌‌‌​‌​​‍ ‍‌‍‌​‌‍‌‌‌ ‌​‌‍​‌‌‍‍‌‌‍ ​​ ‌‍​‍‌‍​‌‌ ​ ‌‍‌‌‌‌‌‌‌ ​‍‌‍ ​​ ‌‌‍‍​‌ ‌​‌ ‌​‌ ​​‌ ​ ​‍‌‌​ ​ ‌​​‌​‍‌‌​ ​‍‌​‌‍​‍‌‌​ ​‍‌​‌‍‌‍ ​​‍ ‌‌‍​‌‌‍ ‍‌‍‌​​‍ ‌‌ ​‍​‍ ‌‌‍‍​‌‍ ‌ ‌​‌‍‌‌‌‍ ​‌ ​ ​‍ ‌‌ ​ ‌ ‌​‌ ‌‌‌‍‌​‌‍‍‌‌‍ ​‍ ‍‌ ‌‍‌‍‌‌‌ ​‍‌‍​ ‌‍‌‌‌‍ ​​‍ ‍‌‍​‌‌ ​​‌ ​​​‍‌‍‌‍‍‌‌‍‌​​ ‌​ ‌‍‌‍‌​​ ​‌‌‍‌‌​ ​ ​ ‌ ‌‍‌​​ ​‌​‍ ‌​ ​‌‌‍‌​​ ​​‌‍‌‌​‍ ‌​ ‌​‌‍‌‍‌‍‌‍‌‍​‍​‍ ‌‌‍​‌​ ​ ​ ​‍​ ​‌​‍ ‌‌‍​‌​ ​‍​ ‌‍‌‍​ ​ ‌ ​ ​ ​ ‍‌​ ‌​​ ‌‌​ ‌‍‌‍​‍​ ​​​‍‌‍‌ ‌​‌ ‍‌‌ ​​‌‍‌‌​ ‌‌‍‍​‌‍ ‌ ‌​‌‍‌‌‌‍ ​‌‌​ ‌‍‍‌‌ ‌​‌‍‌‌‌‌​​‌‍​‌‌‍‌ ‌‍‌‌​‍‌‍‌ ​​‌‍​‌‌ ‌​‌‍‍​​ ‌‌ ​​‌‍​‌‌‍‌ ‌‍‌‌‌​​‍‌ ‌‌‌‍‍‌‌‍ ​‌‍‌​‌‍‌‌‌ ​‍​‍‌‌​ ‌‌‌​​‍‌‌ ‌‍‍ ‌‍‌‌‌ ‍‌​‍‌‌​ ​ ‌​‌​​‍‌‌​ ​ ‌​‌​​‍‌‌​ ​‍​ ​‍‌‍‌‌​ ‍​​ ‌‌​ ‌‌‌‍​ ​ ​‍‌‍​ ‌‍​‌​ ‌‍​ ​​​ ​ ​ ‌‌​‍‌‌​ ​‍​ ​‍​‍‌‌​ ‌‌‌​‌​​‍ ‍‌ ​​‌‍ ‌‍‍‌‌‍ ‍‌ ‌​‌ ​ ‌​ ‌‍‌‍‌​‍‌‌‍ ‍‌ ‌​‌‍‌‌‌ ​‍‌‍‌‌‌ ​ ‌ ‌​‌ ​ ​‍‌‌​ ‌‌‌​​‍‌‌ ‌‍‍ ‌‍‌‌‌ ‍‌​‍‌‌​ ​ ‌​‌​​‍‌‌​ ​ ‌​‌​​‍‌‌​ ​‍​ ​‍‌‍​ ‌‍‌‍‌‍‌‍​ ‌​‌‍‌​​ ‌​‌‍‌‌​ ‌ ‌‍‌‌​ ‌ ​ ​‌​ ​​​‍‌‌​ ​‍​ ​‍​‍‌‌​ ‌‌‌​‌​​‍ ‍‌‍‌​‌‍‌‌‌ ‌​‌‍​‌‌‍‍‌‌‍ ​​‍‌‍‌ ​​‌‍‌‌‌ ​‍‌ ​ ‌ ​​‌‍‌‌‌‍​ ‌ ‌​‌‍‍‌‌ ‌‍‌‍‌‌​ ‌‌ ​​‌ ‌‌‌‍​‍‌‍ ​‌‍‍‌‌ ​ ‌‍‍​‌‍‌‌‌‍‌​​‍​‍‌ ‌